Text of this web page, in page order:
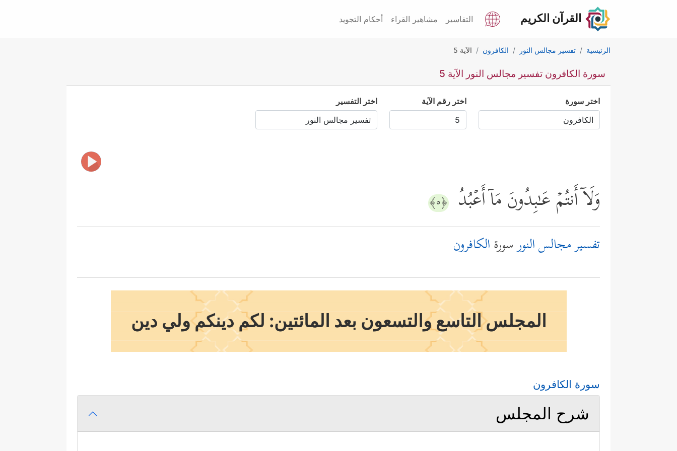
القرآن الكريم التفاسير مشاهير القراء أحكام التجويد
الرئيسية تفسير مجالس النور الكافرون الآية 5
سورة الكافرون تفسير مجالس النور الآية 5
اختر سورة اختر رقم الآية اختر التفسير
وَلَاۤ أَنتُمۡ عَـٰبِدُونَ مَاۤ أَعۡبُدُ ﴿٥﴾
تفسير مجالس النورسورةالكافرون
المجلس التاسع والتسعون بعد المائتين: لكم دينكم ولي دين
سورة الكافرون
شرح المجلس